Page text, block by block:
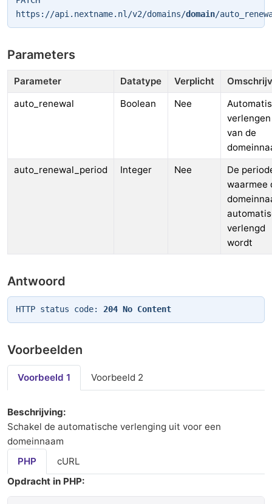
https://api.nextname.nl/v2/domains/domain/
Parameters
Parameter Datatype Verplicht
auto_renewal
Boolean Nee
verlengen
van de
auto_renewal_period
Integer Nee
De
waarmee
verlengd
wordt
Antwoord
HTTP status code: 204 No Content
Voorbeelden
Voorbeeld 1 Voorbeeld 2
Beschrijving:
Schakel de automatische verlenging uit voor een
domeinnaam
PHP
cURL
Opdracht in PHP: